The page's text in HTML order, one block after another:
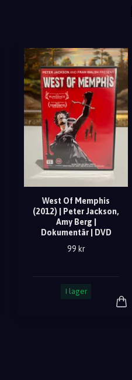
West Of Memphis
(2012) | Peter Jackson,
Amy Berg |
Dokumentär | DVD
99 kr
I lager